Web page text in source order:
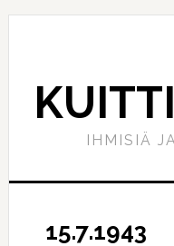
Hyppää
Hyppää
IHMISIÄ
15.7.1943